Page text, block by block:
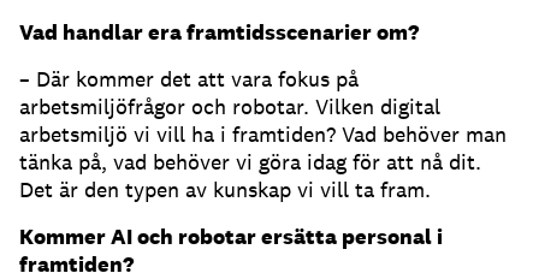
Vad handlar era framtidsscenarier om?
– Där kommer det att vara fokus på
arbetsmiljöfrågor och robotar. Vilken digital
arbetsmiljö vi vill ha i framtiden? Vad behöver man
tänka på, vad behöver vi göra idag för att nå dit.
Det är den typen av kunskap vi vill ta fram.
Kommer AI och robotar ersätta personal i
framtiden?